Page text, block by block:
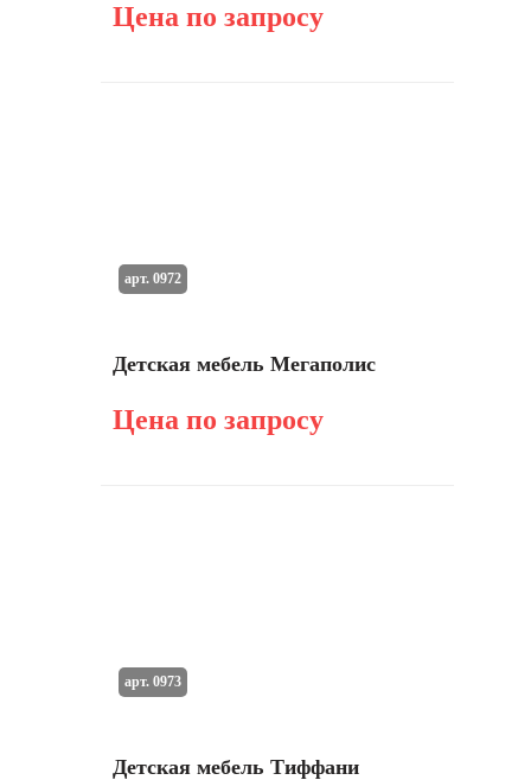
Цена по запросу
Детская мебель Мегаполис
Цена по запросу
арт. 0972
Детская мебель Тиффани
арт. 0973